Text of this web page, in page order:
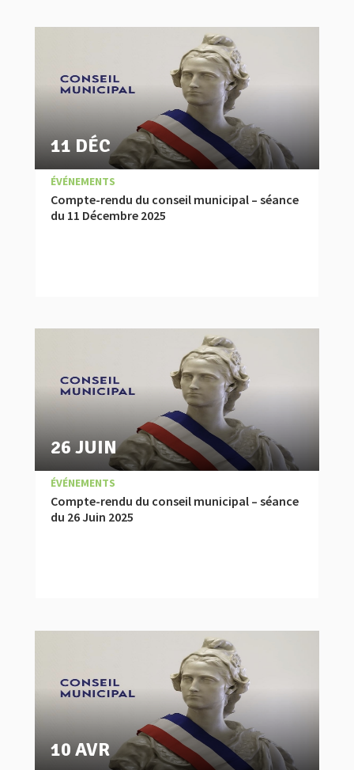
Compte-rendu du conseil municipal – séance
du 11 Décembre 2025
11 DÉC
|
COMPTES RENDUS
ÉVÉNEMENTS
Compte-rendu du conseil municipal – séance
du 26 Juin 2025
26 JUIN
COMPTES RENDUS
ÉVÉNEMENTS
10 AVR